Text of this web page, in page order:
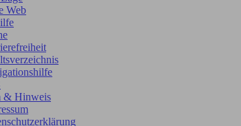
Web
& Hinweis